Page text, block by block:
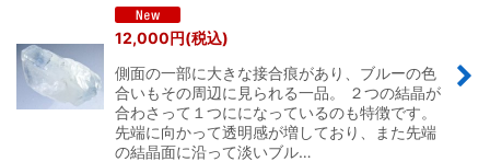
12,000円(税込)
側面の一部に大きな接合痕があり、ブルーの色
合いもその周辺に見られる一品。 ２つの結晶が
合わさって１つにになっているのも特徴です。
先端に向かって透明感が増しており、また先端
の結晶面に沿って淡いブル…